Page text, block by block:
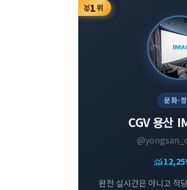
🥇1위
문화·
CGV 용산
monitoring
완전 실시간은 아니고 적